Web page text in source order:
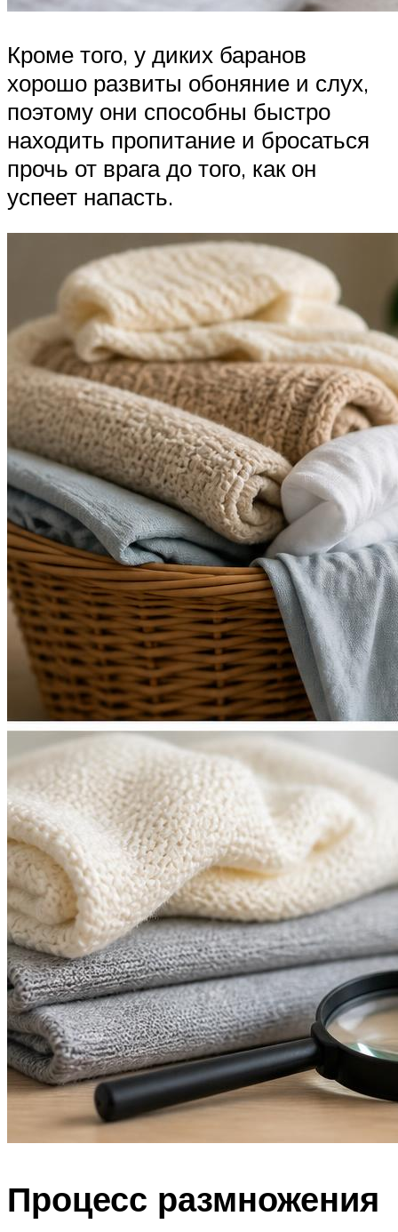
Кроме того, у диких баранов
хорошо развиты обоняние и слух,
поэтому они способны быстро
находить пропитание и бросаться
прочь от врага до того, как он
успеет напасть.
Процесс размножения